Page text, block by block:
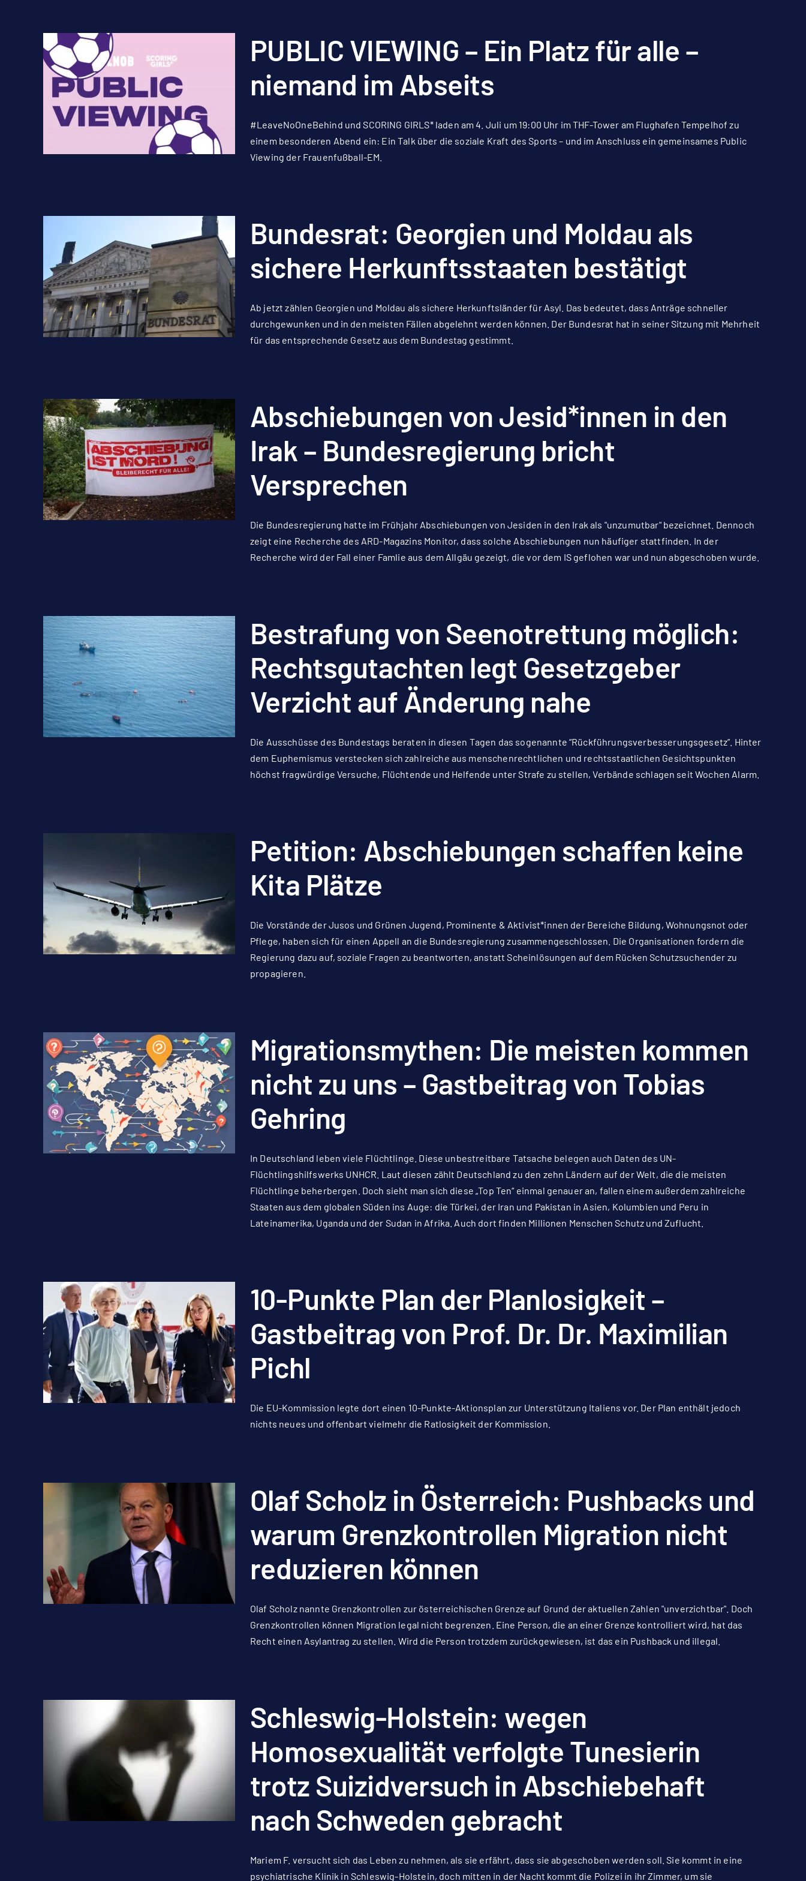
PUBLIC VIEWING – Ein Platz für alle –
niemand im Abseits
#LeaveNoOneBehind und SCORING GIRLS* laden am 4. Juli um 19:00 Uhr im THF-Tower am Flughafen Tempelhof zu
einem besonderen Abend ein: Ein Talk über die soziale Kraft des Sports – und im Anschluss ein gemeinsames Public
Viewing der Frauenfußball-EM.
Bundesrat: Georgien und Moldau als
sichere Herkunftsstaaten bestätigt
Ab jetzt zählen Georgien und Moldau als sichere Herkunftsländer für Asyl. Das bedeutet, dass Anträge schneller
durchgewunken und in den meisten Fällen abgelehnt werden können. Der Bundesrat hat in seiner Sitzung mit Mehrheit
für das entsprechende Gesetz aus dem Bundestag gestimmt.
Abschiebungen von Jesid*innen in den
Irak – Bundesregierung bricht
Versprechen
Die Bundesregierung hatte im Frühjahr Abschiebungen von Jesiden in den Irak als "unzumutbar" bezeichnet. Dennoch
zeigt eine Recherche des ARD-Magazins Monitor, dass solche Abschiebungen nun häufiger stattfinden. In der
Recherche wird der Fall einer Famlie aus dem Allgäu gezeigt, die vor dem IS geflohen war und nun abgeschoben wurde.
Bestrafung von Seenotrettung möglich:
Rechtsgutachten legt Gesetzgeber
Verzicht auf Änderung nahe
Die Ausschüsse des Bundestags beraten in diesen Tagen das sogenannte “Rückführungsverbesserungsgesetz”. Hinter
dem Euphemismus verstecken sich zahlreiche aus menschenrechtlichen und rechtsstaatlichen Gesichtspunkten
höchst fragwürdige Versuche, Flüchtende und Helfende unter Strafe zu stellen, Verbände schlagen seit Wochen Alarm.
Petition: Abschiebungen schaffen keine
Kita Plätze
Die Vorstände der Jusos und Grünen Jugend, Prominente & Aktivist*innen der Bereiche Bildung, Wohnungsnot oder
Pflege, haben sich für einen Appell an die Bundesregierung zusammengeschlossen. Die Organisationen fordern die
Regierung dazu auf, soziale Fragen zu beantworten, anstatt Scheinlösungen auf dem Rücken Schutzsuchender zu
propagieren.
Migrationsmythen: Die meisten kommen
nicht zu uns – Gastbeitrag von Tobias
Gehring
In Deutschland leben viele Flüchtlinge. Diese unbestreitbare Tatsache belegen auch Daten des UN-
Flüchtlingshilfswerks UNHCR. Laut diesen zählt Deutschland zu den zehn Ländern auf der Welt, die die meisten
Flüchtlinge beherbergen. Doch sieht man sich diese „Top Ten“ einmal genauer an, fallen einem außerdem zahlreiche
Staaten aus dem globalen Süden ins Auge: die Türkei, der Iran und Pakistan in Asien, Kolumbien und Peru in
Lateinamerika, Uganda und der Sudan in Afrika. Auch dort finden Millionen Menschen Schutz und Zuflucht.
10-Punkte Plan der Planlosigkeit –
Gastbeitrag von Prof. Dr. Dr. Maximilian
Pichl
Die EU-Kommission legte dort einen 10-Punkte-Aktionsplan zur Unterstützung Italiens vor. Der Plan enthält jedoch
nichts neues und offenbart vielmehr die Ratlosigkeit der Kommission.
Olaf Scholz in Österreich: Pushbacks und
warum Grenzkontrollen Migration nicht
reduzieren können
Olaf Scholz nannte Grenzkontrollen zur österreichischen Grenze auf Grund der aktuellen Zahlen "unverzichtbar". Doch
Grenzkontrollen können Migration legal nicht begrenzen. Eine Person, die an einer Grenze kontrolliert wird, hat das
Recht einen Asylantrag zu stellen. Wird die Person trotzdem zurückgewiesen, ist das ein Pushback und illegal.
Schleswig-Holstein: wegen
Homosexualität verfolgte Tunesierin
trotz Suizidversuch in Abschiebehaft
nach Schweden gebracht
Mariem F. versucht sich das Leben zu nehmen, als sie erfährt, dass sie abgeschoben werden soll. Sie kommt in eine
psychiatrische Klinik in Schleswig-Holstein, doch mitten in der Nacht kommt die Polizei in ihr Zimmer, um sie